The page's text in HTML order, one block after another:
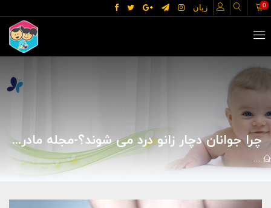
زبان 0
چرا جوانان دچار زانو درد می شوند؟-مجله مادر گوپی
علوم پزشکی چرا جوانان دچار زانو درد می